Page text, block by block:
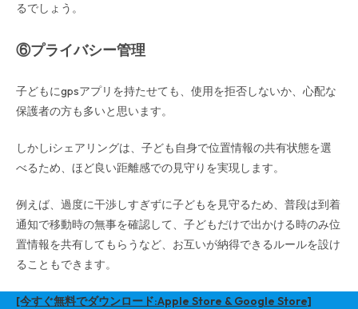
るでしょう。
⑥プライバシー管理
子どもにgpsアプリを持たせても、使用を拒否しないか、心配な
保護者の方も多いと思います。
しかしiシェアリングは、子ども自身で位置情報の共有状態を選
べるため、ほど良い距離感での見守りを実現します。
例えば、過度に干渉しすぎずに子どもを見守るため、普段は到着
通知で移動時の無事を確認して、子どもだけで出かける時のみ位
置情報を共有してもらうなど、お互いが納得できるルールを設け
ることもできます。
[今すぐ無料でダウンロード:Apple Store & Google Store]